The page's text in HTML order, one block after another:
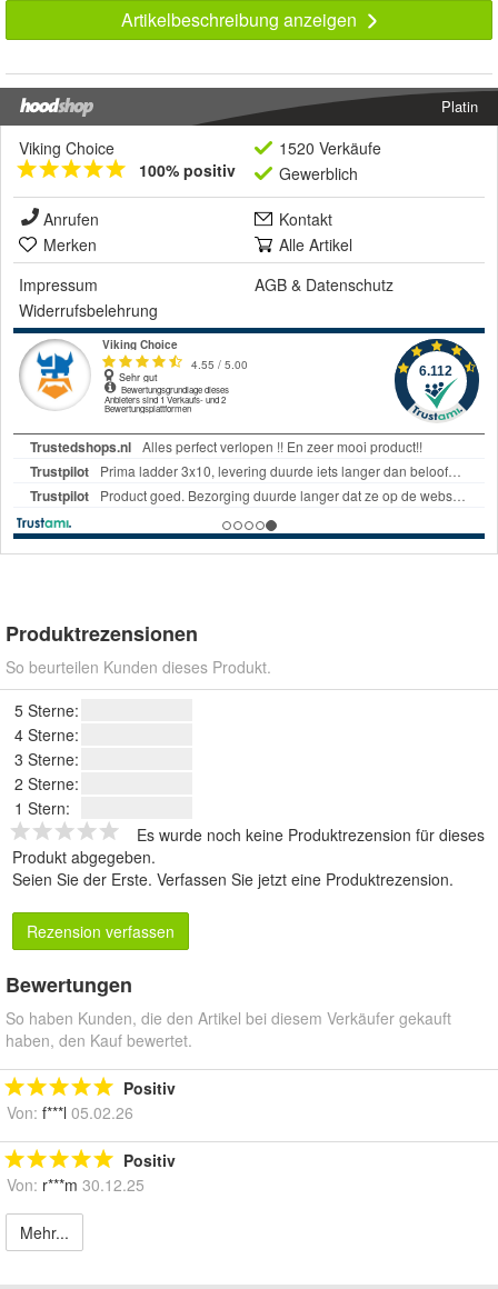
Artikelbeschreibung anzeigen
Platin
Viking Choice
100% positiv
1520 Verkäufe
Gewerblich
Anrufen
Kontakt
Merken
Alle Artikel
Impressum
AGB & Datenschutz
Widerrufsbelehrung
Produktrezensionen
So beurteilen Kunden dieses Produkt.
5 Sterne:
4 Sterne:
3 Sterne:
2 Sterne:
1 Stern:
Es wurde noch keine Produktrezension für dieses
Produkt abgegeben.
Seien Sie der Erste. Verfassen Sie jetzt eine Produktrezension.
Rezension verfassen
Bewertungen
So haben Kunden, die den Artikel bei diesem Verkäufer gekauft
haben, den Kauf bewertet.
Positiv
Von: f***l 05.02.26
Positiv
Von: r***m 30.12.25
Mehr...